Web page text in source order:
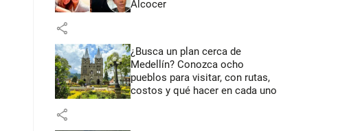
Alcocer
share
¿Busca un plan cerca de
Medellín? Conozca ocho
pueblos para visitar, con rutas,
costos y qué hacer en cada uno
share